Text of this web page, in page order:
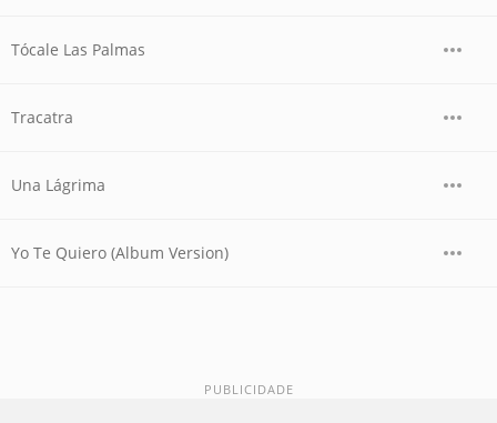
Tócale Las Palmas
Tracatra
Una Lágrima
Yo Te Quiero (Album Version)